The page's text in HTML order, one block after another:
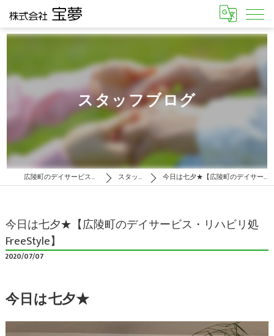
スタッフブログ
広陵町のデイサービスはリハビリ処 FreeStyle スタッフブログ 今日は七夕★【広陵町のデイサービス・リハビリ処FreeStyle】
今日は七夕★【広陵町のデイサービス・リハビリ処
FreeStyle】
2020/07/07
今日は七夕★